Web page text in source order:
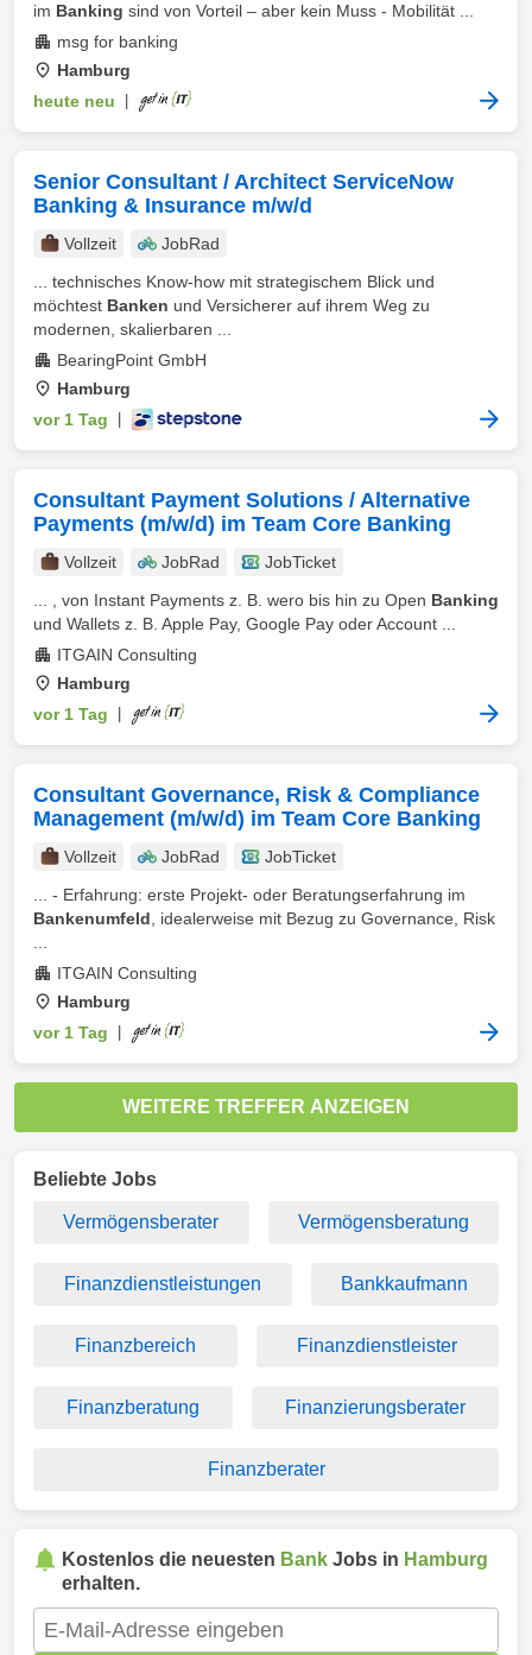
im Banking sind von Vorteil – aber kein Muss - Mobilität ...
msg for banking
Hamburg
heute neu
Senior Consultant / Architect ServiceNow
Banking & Insurance m/w/d
Vollzeit
JobRad
... technisches Know-how mit strategischem Blick und
möchtest Banken und Versicherer auf ihrem Weg zu
modernen, skalierbaren ...
BearingPoint GmbH
Hamburg
vor 1 Tag
Consultant Payment Solutions / Alternative
Payments (m/w/d) im Team Core Banking
Vollzeit JobRad
JobTicket
... , von Instant Payments z. B. wero bis hin zu Open Banking
und Wallets z. B. Apple Pay, Google Pay oder Account ...
ITGAIN Consulting
Hamburg
vor 1 Tag
Consultant Governance, Risk & Compliance
Management (m/w/d) im Team Core Banking
Vollzeit JobRad
JobTicket
... - Erfahrung: erste Projekt- oder Beratungserfahrung im
Bankenumfeld , idealerweise mit Bezug zu Governance, Risk
ITGAIN Consulting
Hamburg
vor 1 Tag
WEITERE TREFFER ANZEIGEN
Beliebte Jobs
Vermögensberater Vermögensberatung
Finanzdienstleistungen Bankkaufmann
Finanzbereich Finanzdienstleister
Finanzberatung Finanzierungsberater
Finanzberater
Kostenlos die neuesten Bank Jobs in Hamburg
erhalten.